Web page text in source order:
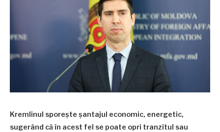
Kremlinul sporește șantajul economic, energetic,
sugerând că în acest fel se poate opri tranzitul sau